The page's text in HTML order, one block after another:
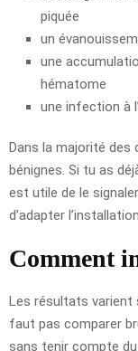
piquée
un
une
hématome
une infection à
Dans la majorité
bénignes. Si tu as
est utile de le
d’adapter
Comment
Les résultats varient
faut pas comparer
sans tenir compte